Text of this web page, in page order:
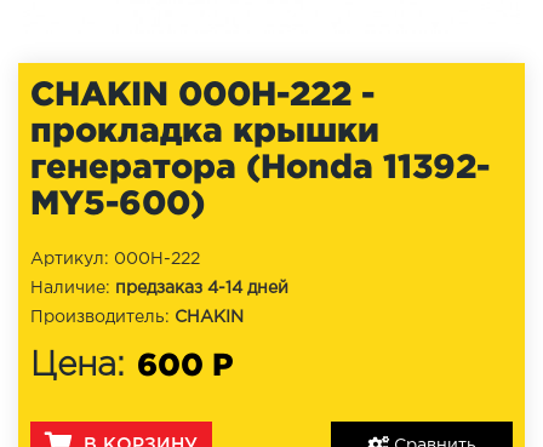
CHAKIN 000H-222 -
прокладка крышки
генератора (Honda 11392-
MY5-600)
Артикул: 000H-222
Наличие: предзаказ 4-14 дней
Производитель: CHAKIN
Цена: 600 Р